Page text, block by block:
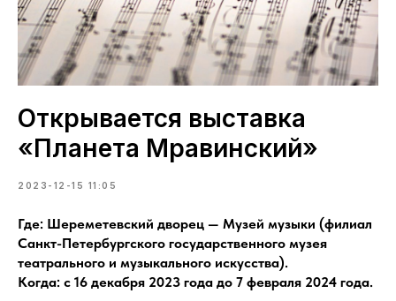
Открывается выставка
«Планета Мравинский»
2023-12-15 11:05
Где: Шереметевский дворец — Музей музыки (филиал
Санкт-Петербургского государственного музея
театрального и музыкального искусства).
Когда: с 16 декабря 2023 года до 7 февраля 2024 года.